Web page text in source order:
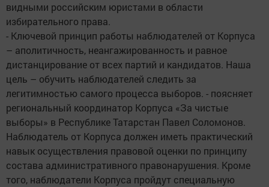
видными российским юристами в области
избирательного права.
- Ключевой принцип работы наблюдателей от Корпуса
– аполитичность, неангажированность и равное
дистанцирование от всех партий и кандидатов. Наша
цель – обучить наблюдателей следить за
легитимностью самого процесса выборов. - поясняет
региональный координатор Корпуса «За чистые
выборы» в Республике Татарстан Павел Соломонов.
Наблюдатель от Корпуса должен иметь практический
навык осуществления правовой оценки по принципу
состава административного правонарушения. Кроме
того, наблюдатели Корпуса пройдут специальную